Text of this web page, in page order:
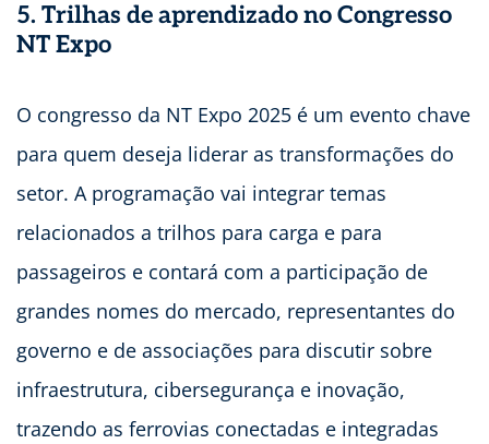
5. Trilhas de aprendizado no Congresso
NT Expo
O congresso da NT Expo 2025 é um evento chave
para quem deseja liderar as transformações do
setor. A programação vai integrar temas
relacionados a trilhos para carga e para
passageiros e contará com a participação de
grandes nomes do mercado, representantes do
governo e de associações para discutir sobre
infraestrutura, cibersegurança e inovação,
trazendo as ferrovias conectadas e integradas